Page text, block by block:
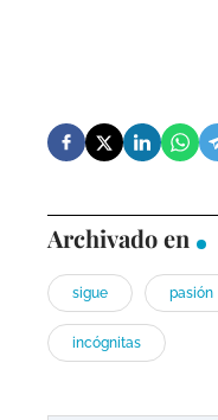
Archivado en
sigue pasión
incógnitas